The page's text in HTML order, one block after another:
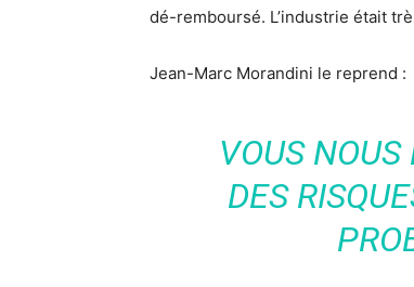
dé-remboursé. L’industrie était
Jean-Marc Morandini le reprend :
VOUS NOUS
DES